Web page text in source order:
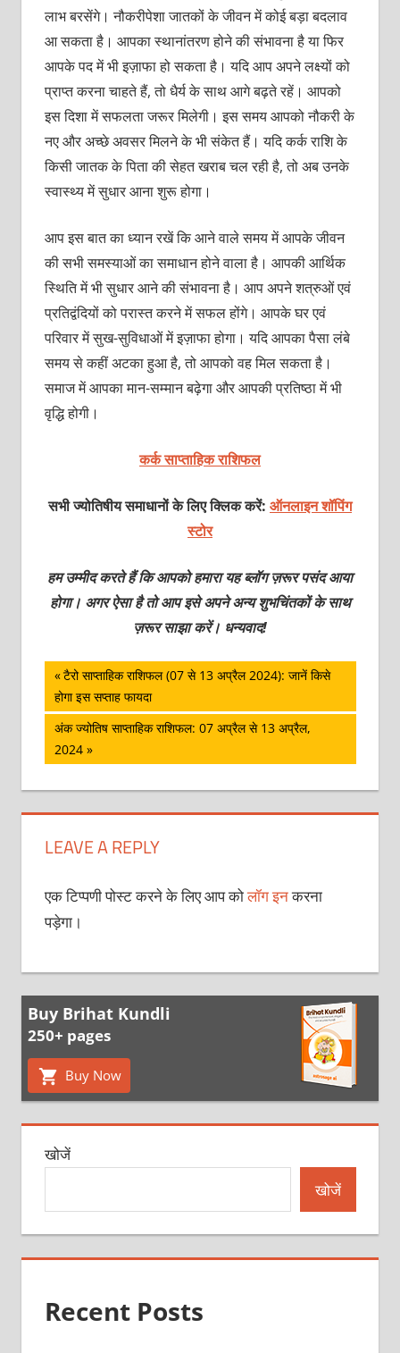
लाभ बरसेंगे। नौकरीपेशा जातकों के जीवन में कोई बड़ा बदलाव
आ सकता है। आपका स्‍थानांतरण होने की संभावना है या फिर
आपके पद में भी इज़ाफा हो सकता है। यदि आप अपने लक्ष्‍यों को
प्राप्‍त करना चाहते हैं, तो धैर्य के साथ आगे बढ़ते रहें। आपको
इस दिशा में सफलता जरूर मिलेगी। इस समय आपको नौकरी के
नए और अच्‍छे अवसर मिलने के भी संकेत हैं। यदि कर्क राशि के
किसी जातक के पिता की सेहत खराब चल रही है, तो अब उनके
स्‍वास्‍थ्‍य में सुधार आना शुरू होगा।
आप इस बात का ध्‍यान रखें कि आने वाले समय में आपके जीवन
की सभी समस्‍याओं का समाधान होने वाला है। आपकी आर्थिक
स्थिति में भी सुधार आने की संभावना है। आप अपने शत्रुओं एवं
प्रतिद्वंदियों को परास्‍त करने में सफल होंगे। आपके घर एवं
परिवार में सुख-सुविधाओं में इज़ाफा होगा। यदि आपका पैसा लंबे
समय से कहीं अटका हुआ है, तो आपको वह मिल सकता है।
समाज में आपका मान-सम्‍मान बढ़ेगा और आपकी प्रतिष्‍ठा में भी
वृद्धि होगी।
कर्क साप्ताहिक राशिफल
सभी ज्योतिषीय समाधानों के लिए क्लिक करें: ऑनलाइन शॉपिंग
स्टोर
हम उम्मीद करते हैं कि आपको हमारा यह ब्लॉग ज़रूर पसंद आया
होगा। अगर ऐसा है तो आप इसे अपने अन्य शुभचिंतकों के साथ
ज़रूर साझा करें। धन्यवाद!
पोस्ट
नेविगेशन
Previous
Post:
टैरो साप्‍ताहिक राशिफल (07 से 13 अप्रैल 2024): जानें किसे
होगा इस सप्ताह फायदा
Next
Post:
अंक ज्योतिष साप्ताहिक राशिफल: 07 अप्रैल से 13 अप्रैल,
2024
LEAVE A REPLY
एक टिप्पणी पोस्ट करने के लिए आप कोलॉग इनकरना
पड़ेगा।
Buy Brihat Kundli
250+ pages
Buy Now
खोजें
खोजें
Recent Posts